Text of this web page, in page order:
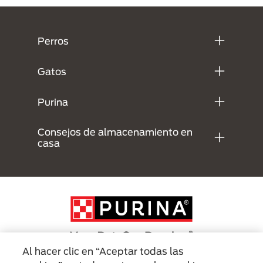
Perros
Gatos
Purina
Consejos de almacenamiento en
casa
Al hacer clic en “Aceptar todas las